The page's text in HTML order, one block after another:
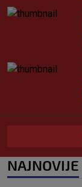
NAJNOVIJE